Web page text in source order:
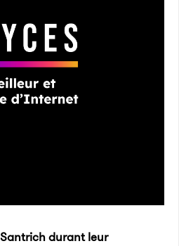
durant leur